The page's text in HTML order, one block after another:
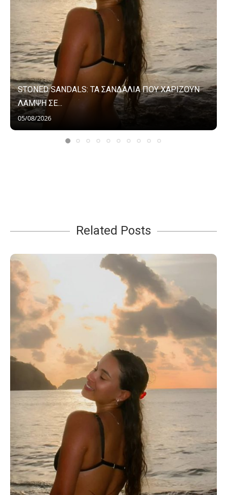
STONED SANDALS: ΤΑ ΣΑΝΔΑΛΙΑ ΠΟΥ ΧΑΡΙΖΟΥΝ
ΛΑΜΨΗ ΣΕ...
05/08/2026
Related Posts